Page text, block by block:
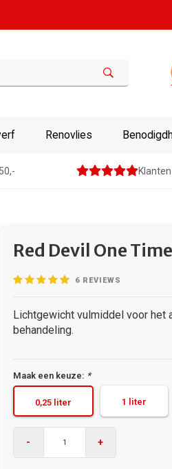
Renovlies
Red Devil One Time
6REVIEWS
Lichtgewicht vulmiddel voor het
behandeling.
Maak een keuze: *
0,25 liter 1 liter
- +